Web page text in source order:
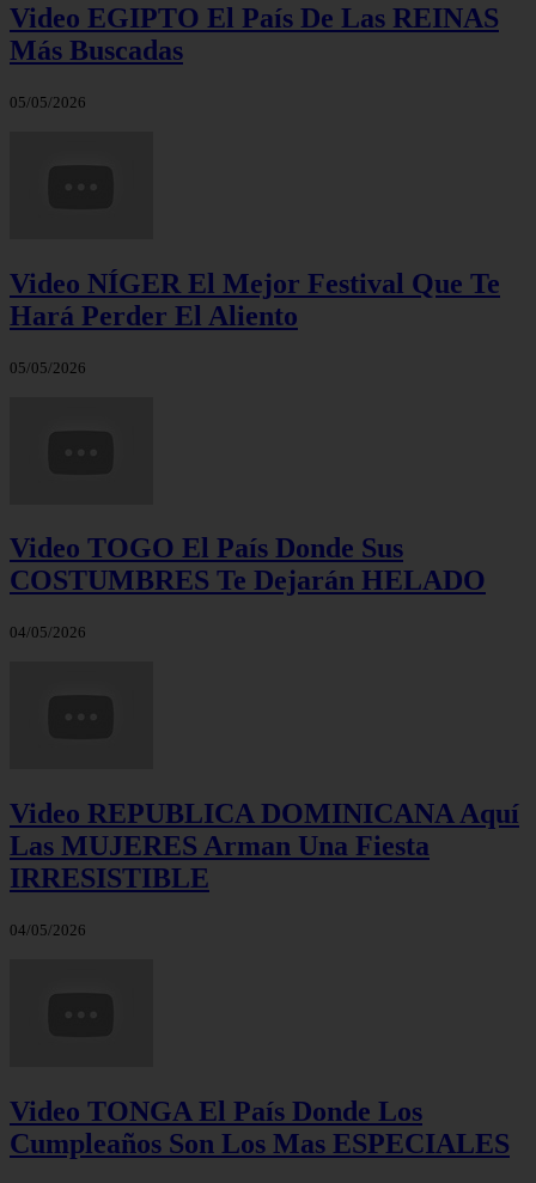
Video EGIPTO El País De Las REINAS
Más Buscadas
05/05/2026
Video NÍGER El Mejor Festival Que Te
Hará Perder El Aliento
05/05/2026
Video TOGO El País Donde Sus
COSTUMBRES Te Dejarán HELADO
04/05/2026
Video REPUBLICA DOMINICANA Aquí
Las MUJERES Arman Una Fiesta
IRRESISTIBLE
04/05/2026
Video TONGA El País Donde Los
Cumpleaños Son Los Mas ESPECIALES